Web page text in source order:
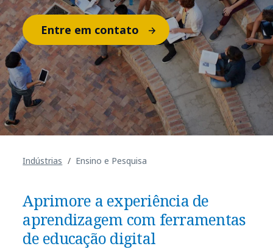
Entre em contato
Indústrias ​Ensino e Pesquisa
Aprimore a experiência de
aprendizagem com ferramentas
de educação digital